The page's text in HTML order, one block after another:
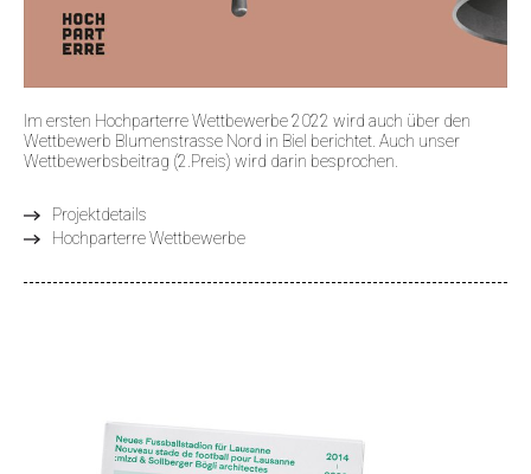
Im ersten Hochparterre Wettbewerbe 2022 wird auch über den
Wettbewerb Blumenstrasse Nord in Biel berichtet. Auch unser
Wettbewerbsbeitrag (2.Preis) wird darin besprochen.
Projektdetails
Hochparterre Wettbewerbe